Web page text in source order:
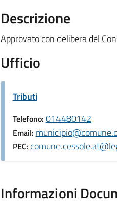
Descrizione
Approvato con delibera del
Ufficio
Tributi
Telefono: 014480142
Email:
PEC:
Informazioni